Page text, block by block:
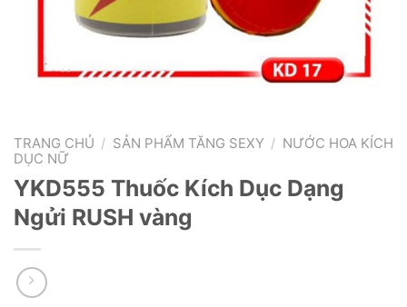
TRANG CHỦ / SẢN PHẨM TĂNG SEXY / NƯỚC HOA KÍCH
DỤC NỮ
YKD555 Thuốc Kích Dục Dạng
Ngửi RUSH vàng